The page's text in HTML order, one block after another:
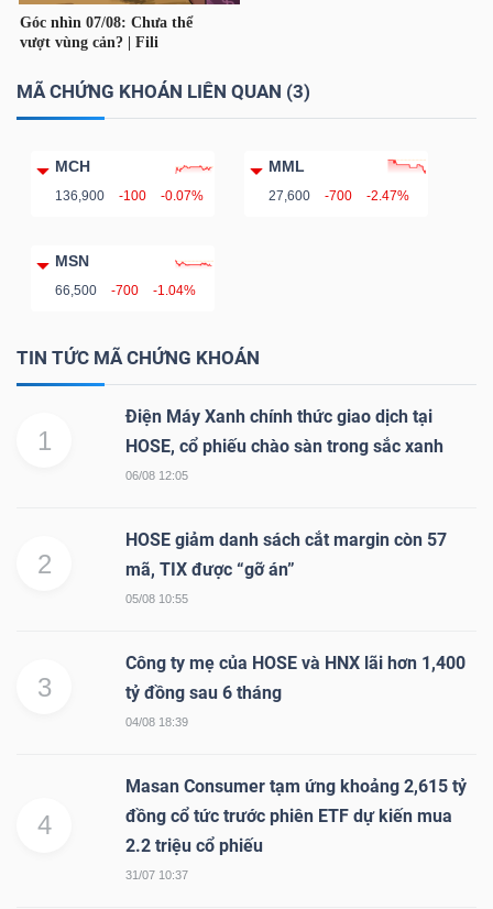
MÃ CHỨNG KHOÁN LIÊN QUAN (3)
MCH
136,900 -100 -0.07%
MML
27,600 -700 -2.47%
MSN
66,500 -700 -1.04%
TIN TỨC MÃ CHỨNG KHOÁN
1
Điện Máy Xanh chính thức giao dịch tại
HOSE, cổ phiếu chào sàn trong sắc xanh
06/08 12:05
2
HOSE giảm danh sách cắt margin còn 57
mã, TIX được “gỡ án”
05/08 10:55
3
Công ty mẹ của HOSE và HNX lãi hơn 1,400
tỷ đồng sau 6 tháng
04/08 18:39
4
Masan Consumer tạm ứng khoảng 2,615 tỷ
đồng cổ tức trước phiên ETF dự kiến mua
2.2 triệu cổ phiếu
31/07 10:37
Bài
của
giả
Báo
cáo
tích
(-)